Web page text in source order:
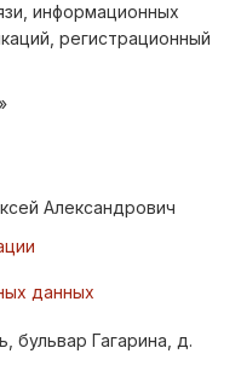
информационных
регистрационный
Александрович
данных
бульвар Гагарина, д.